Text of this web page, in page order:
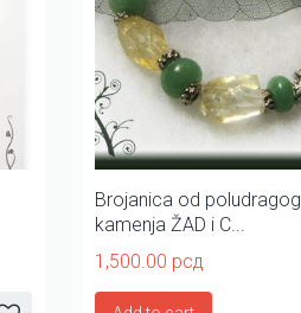
Brojanica od poludragog
kamenja ŽAD i C...
1,500.00 рсд